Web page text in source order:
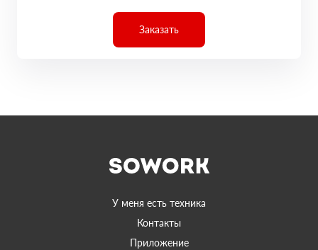
Заказать
У меня есть техника
Контакты
Приложение